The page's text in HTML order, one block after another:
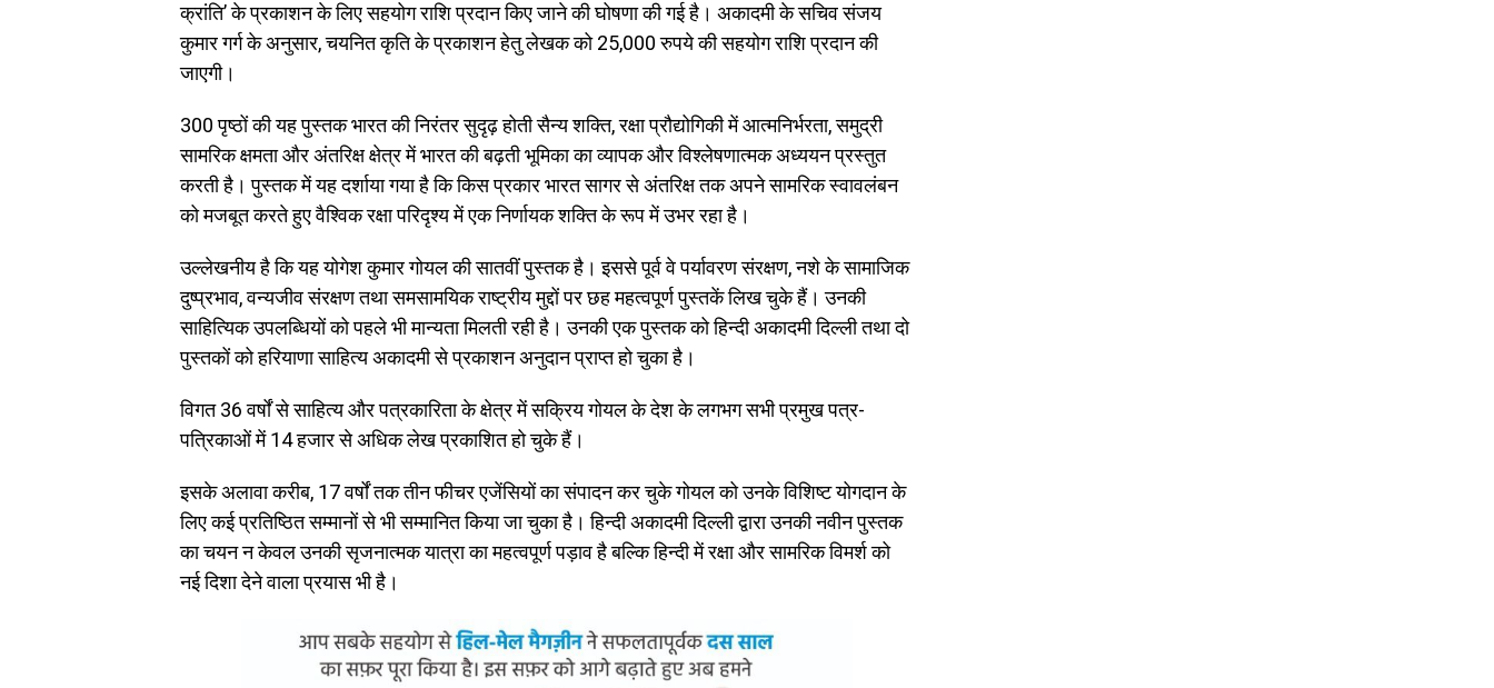
क्रांति’ के प्रकाशन के लिए सहयोग राशि प्रदान किए जाने की घोषणा की गई है। अकादमी के सचिव संजय
कुमार गर्ग के अनुसार, चयनित कृति के प्रकाशन हेतु लेखक को 25,000 रुपये की सहयोग राशि प्रदान की
जाएगी।
300 पृष्ठों की यह पुस्तक भारत की निरंतर सुदृढ़ होती सैन्य शक्ति, रक्षा प्रौद्योगिकी में आत्मनिर्भरता, समुद्री
सामरिक क्षमता और अंतरिक्ष क्षेत्र में भारत की बढ़ती भूमिका का व्यापक और विश्लेषणात्मक अध्ययन प्रस्तुत
करती है। पुस्तक में यह दर्शाया गया है कि किस प्रकार भारत सागर से अंतरिक्ष तक अपने सामरिक स्वावलंबन
को मजबूत करते हुए वैश्विक रक्षा परिदृश्य में एक निर्णायक शक्ति के रूप में उभर रहा है।
उल्लेखनीय है कि यह योगेश कुमार गोयल की सातवीं पुस्तक है। इससे पूर्व वे पर्यावरण संरक्षण, नशे के सामाजिक
दुष्प्रभाव, वन्यजीव संरक्षण तथा समसामयिक राष्ट्रीय मुद्दों पर छह महत्वपूर्ण पुस्तकें लिख चुके हैं। उनकी
साहित्यिक उपलब्धियों को पहले भी मान्यता मिलती रही है। उनकी एक पुस्तक को हिन्दी अकादमी दिल्ली तथा दो
पुस्तकों को हरियाणा साहित्य अकादमी से प्रकाशन अनुदान प्राप्त हो चुका है।
विगत 36 वर्षों से साहित्य और पत्रकारिता के क्षेत्र में सक्रिय गोयल के देश के लगभग सभी प्रमुख पत्र-
पत्रिकाओं में 14 हजार से अधिक लेख प्रकाशित हो चुके हैं।
इसके अलावा करीब, 17 वर्षों तक तीन फीचर एजेंसियों का संपादन कर चुके गोयल को उनके विशिष्ट योगदान के
लिए कई प्रतिष्ठित सम्मानों से भी सम्मानित किया जा चुका है। हिन्दी अकादमी दिल्ली द्वारा उनकी नवीन पुस्तक
का चयन न केवल उनकी सृजनात्मक यात्रा का महत्वपूर्ण पड़ाव है बल्कि हिन्दी में रक्षा और सामरिक विमर्श को
नई दिशा देने वाला प्रयास भी है।